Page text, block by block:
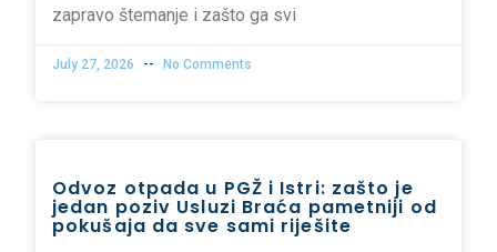
zapravo štemanje i zašto ga svi
July 27, 2026 No Comments
Odvoz otpada u PGŽ i Istri: zašto je
jedan poziv Usluzi Braća pametniji od
pokušaja da sve sami riješite